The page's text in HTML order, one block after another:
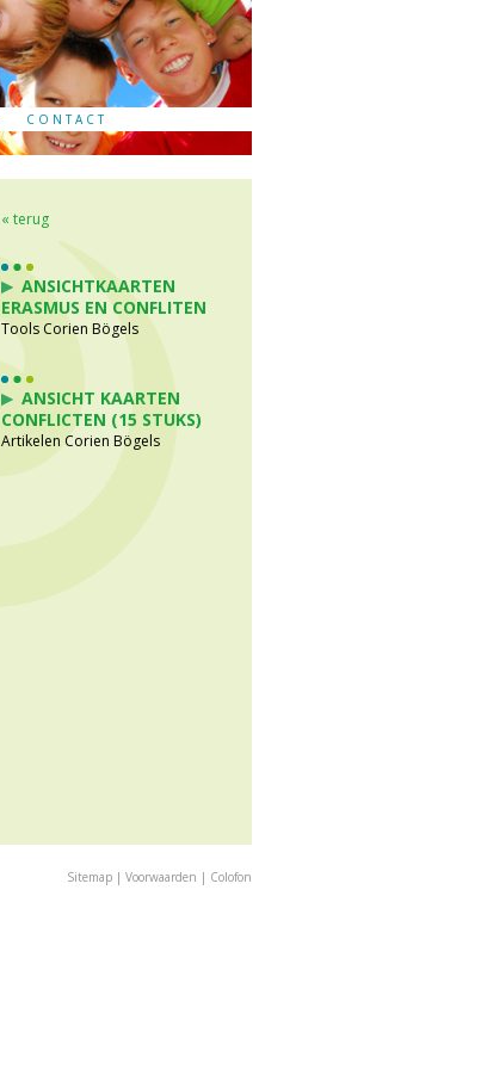
CONTACT
« terug
ANSICHTKAARTEN
ERASMUS EN CONFLITEN
Tools Corien Bögels
ANSICHT KAARTEN
CONFLICTEN (15 STUKS)
Artikelen Corien Bögels
Sitemap | Voorwaarden | Colofon